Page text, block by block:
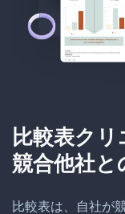
比較表クリ
競合他社と
比較表は、自社が